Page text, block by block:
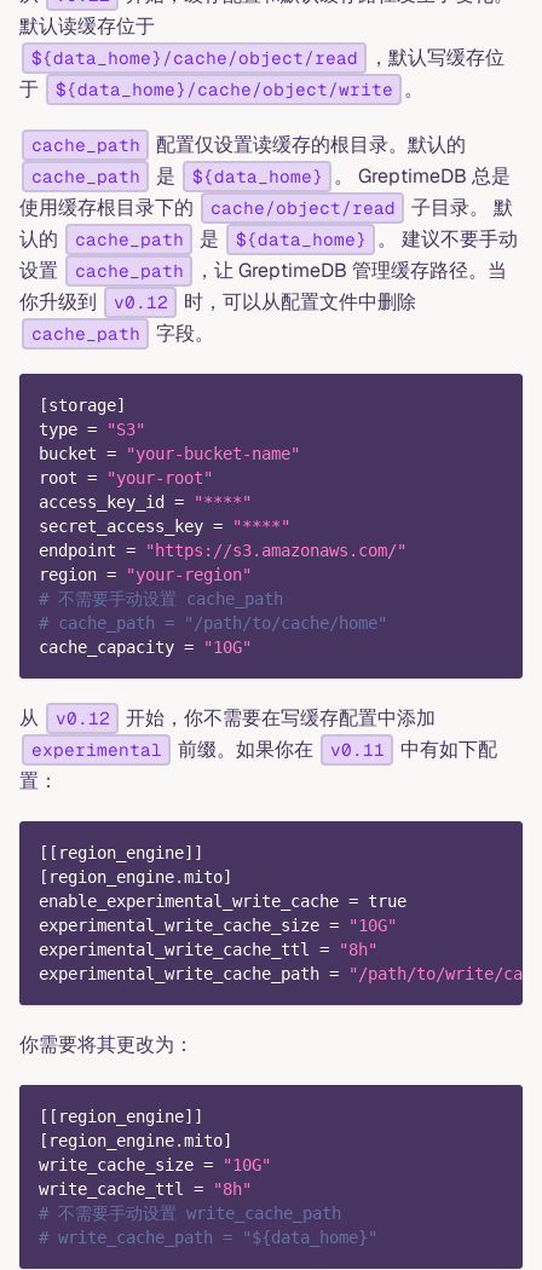
默认读缓存位于
${data_home}/cache/object/read
，默认写缓存位
于
${data_home}/cache/object/write 。
cache_path 配置仅设置读缓存的根目录。默认的
cache_path 是 ${data_home}
。 GreptimeDB 总是
使用缓存根目录下的
cache/object/read
子目录。 默
认的
cache_path 是 ${data_home}
。 建议不要手动
设置
cache_path
，让 GreptimeDB 管理缓存路径。当
你升级到
v0.12 时，可以从配置文件中删除
cache_path 字段。
[storage]
type =
"S3"
bucket =
"your-bucket-name"
root =
"your-root"
access_key_id
=
"****"
secret_access_key =
"****"
endpoint =
"https://s3.amazonaws.com/"
region =
"your-region"
# 不需要手动设置 cache_path
# cache_path = "/path/to/cache/home"
cache_capacity = "10G"
从 v0.12 开始，你不需要在写缓存配置中添加
experimental 前缀。如果你在 v0.11
中有如下配
置：
[ [ region_engine] ]
[ region_engine.mito]
enable_experimental_write_cache = true
experimental_write_cache_size =
"10G"
experimental_write_cache_ttl
=
"8h"
experimental_write_cache_path = "/path/to/write/
你需要将其更改为：
[ [ region_engine] ]
[ region_engine.mito]
write_cache_size =
"10G"
write_cache_ttl
=
"8h"
# 不需要手动设置 write_cache_path
# write_cache_path = "${data_home}"